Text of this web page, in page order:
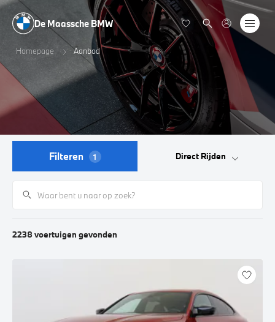
De Maassche BMW
Homepage Aanbod
Filteren 1 Direct Rijden
2238 voertuigen gevonden